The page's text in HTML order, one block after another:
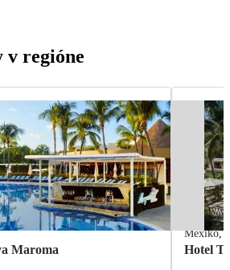
v regióne
Maroma
Mexiko,
Hotel